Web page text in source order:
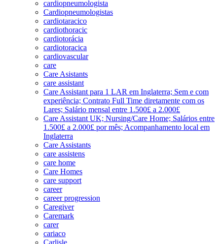
cardiopneumologista
Cardiopneumologistas
cardiotaracico
cardiothoracic
cardiotorácia
cardiotoracica
cardiovascular
care
Care Asistants
care assistant
Care Assistant para 1 LAR em Inglaterra; Sem e com
experiência; Contrato Full Time diretamente com os
Lares; Salário mensal entre 1.500£ a 2.000£
Care Assistant UK; Nursing/Care Home; Salários entre
1.500£ a 2.000£ por mês; Acompanhamento local em
Inglaterra
Care Assistants
care assistens
care home
Care Homes
care support
career
career progression
Caregiver
Caremark
carer
cariaco
Carlisle